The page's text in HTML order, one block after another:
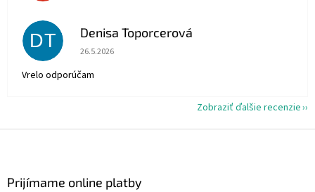
DT Denisa Toporcerová
Hodnotenie obchodu je 5 z 5 hviezdičiek.
26.5.2026
Vrelo odporúčam
Zobraziť ďalšie recenzie
Prijímame online platby